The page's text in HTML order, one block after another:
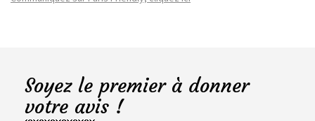
Soyez le premier à donner
votre avis !